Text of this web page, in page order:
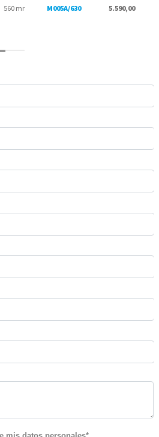
560 mm
M005A/630
5.590,00